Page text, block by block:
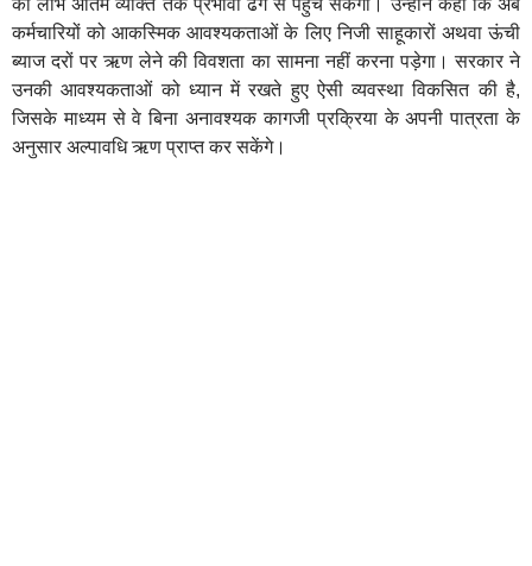
का लाभ अंतिम व्यक्ति तक प्रभावी ढंग से पहुंच सकेगा। उन्होंने कहा कि अब
कर्मचारियों को आकस्मिक आवश्यकताओं के लिए निजी साहूकारों अथवा ऊंची
ब्याज दरों पर ऋण लेने की विवशता का सामना नहीं करना पड़ेगा। सरकार ने
उनकी आवश्यकताओं को ध्यान में रखते हुए ऐसी व्यवस्था विकसित की है,
जिसके माध्यम से वे बिना अनावश्यक कागजी प्रक्रिया के अपनी पात्रता के
अनुसार अल्पावधि ऋण प्राप्त कर सकेंगे।